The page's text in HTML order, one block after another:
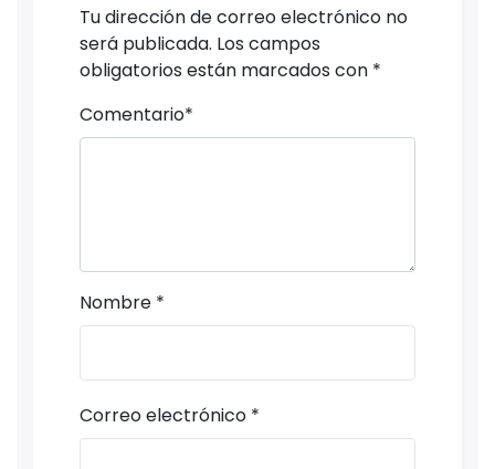
Tu dirección de correo electrónico no
será publicada. Los campos
obligatorios están marcados con *
Comentario*
Nombre *
Correo electrónico *